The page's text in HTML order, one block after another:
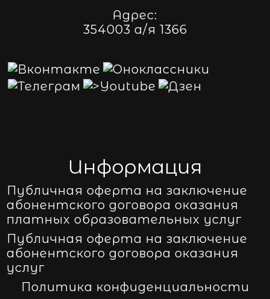
Адрес:
354003 а/я 1366
Информация
Публичная оферта на заключение
абонентского договора оказания
платных образовательных услуг
Публичная оферта на заключение
абонентского договора оказания
услуг
Политика конфиденциальности